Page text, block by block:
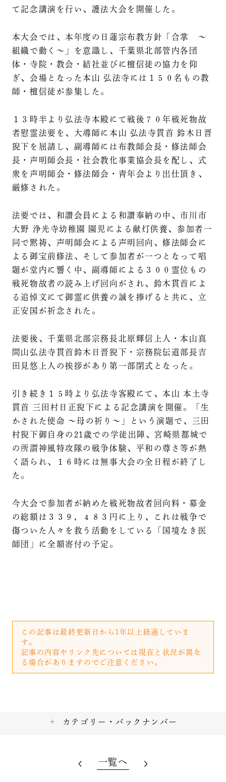
て記念講演を行い、護法大会を開催した。
本大会では、本年度の日蓮宗布教方針「合掌 ～
組織で動く～」を意識し、千葉県北部管内各団
体・寺院・教会・結社並びに檀信徒の協力を仰
ぎ、会場となった本山 弘法寺には１５０名もの教
師・檀信徒が参集した。
１３時半より弘法寺本殿にて戦後７０年戦死物故
者慰霊法要を、大導師に本山 弘法寺貫首 鈴木日晋
猊下を屈請し、副導師には布教師会長・修法師会
長・声明師会長・社会教化事業協会長を配し、式
衆を声明師会・修法師会・青年会より出仕頂き、
厳修された。
法要では、和讃会員による和讃奉納の中、市川市
大野 浄光寺幼稚園 園児による献灯供養、参加者一
同で黙祷、声明師会による声明回向、修法師会に
よる御宝前修法、そして参加者が一つとなって唱
題が堂内に響く中、副導師による３００霊位もの
戦死物故者の読み上げ回向がされ、鈴木貫首によ
る追悼文にて御霊に供養の誠を捧げると共に、立
正安国が祈念された。
法要後、千葉県北部宗務長北原輝信上人・本山真
間山弘法寺貫首鈴木日晋猊下・宗務院伝道部長吉
田見悠上人の挨拶があり第一部閉式となった。
引き続き１５時より弘法寺客殿にて、本山 本土寺
貫首 三田村日正猊下による記念講演を開催。「生
かされた使命 〜母の祈り〜」という演題で、三田
村猊下御自身の21歳での学徒出陣、宮崎県都城で
の所謂神風特攻隊の戦争体験、平和の尊さ等が熱
く語られ、１６時には無事大会の全日程が終了し
た。
今大会で参加者が納めた戦死物故者回向料・募金
の総額は３３９，４８３円に上り、これは戦争で
傷ついた人々を救う活動をしている「国境なき医
師団」に全額寄付の予定。
この記事は最終更新日から1年以上経過していま
す。
記事の内容やリンク先については現在と状況が異な
る場合がありますのでご注意ください。
カテゴリー・バックナンバー
一覧へ